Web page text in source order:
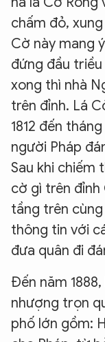
chấm đỏ,
Cờ này mang
đứng đầu
xong thì nhà
trên đỉnh. Lá
1812 đến
người Pháp
Sau khi chiếm
cờ gì trên đỉnh
tầng trên
thông tin với
đưa quân đi
Đến năm
nhượng trọn
phố lớn gồm: